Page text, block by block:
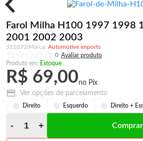
Farol Milha H100 1997 1998
2001 2002 2003
311072
Automotive imports
0
Produto em: Estoque
R$ 69,00
Ver opções de parcelamento
Direito Esquerdo Direito +
Comprar